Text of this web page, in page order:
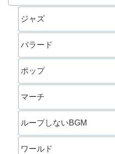
ジャズ
バラード
ポップ
マーチ
ループしないBGM
ワールド